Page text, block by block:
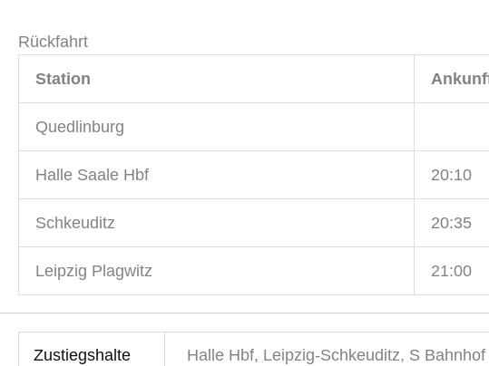
Rückfahrt
Station
Quedlinburg
Halle Saale Hbf 20:10
Schkeuditz 20:35
Leipzig Plagwitz 21:00
Zustiegshalte Halle Hbf, Leipzig-Schkeuditz, S